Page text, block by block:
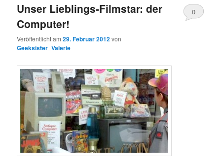
Unser Lieblings-Filmstar: der
Computer!
Veröffentlicht am29. Februar 2012von
Geeksister_Valerie
0